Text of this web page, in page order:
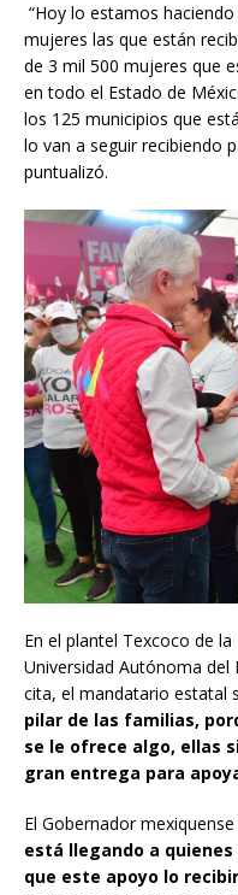
“Hoy lo estamos
mujeres las que están
de 3 mil 500 mujeres que
en todo el Estado de
los 125 municipios que
lo van a seguir recibiendo
puntualizó.
En el plantel Texcoco de
Universidad Autónoma del
cita, el mandatario estatal
pilar de las familias,
se le ofrece algo, ellas
gran entrega para
El Gobernador
está llegando a
que este apoyo lo